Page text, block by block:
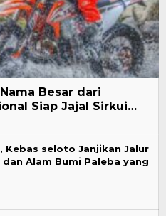
Besar dari
Siap Jajal Sirkui…
Kebas seloto Janjikan Jalur
Alam Bumi Paleba yang